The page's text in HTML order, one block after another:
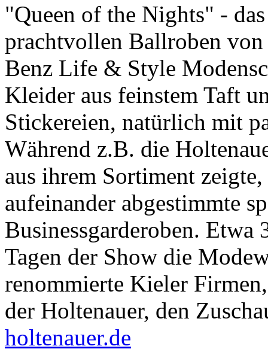
"Queen of the Nights" -
prachtvollen Ballroben
Benz Life & Style
Kleider aus feinstem Taft
Stickereien, natürlich mit
Während z.B. die
aus ihrem Sortiment
aufeinander abgestimmte
Businessgarderoben. Etwa
Tagen der Show die
renommierte Kieler
der Holtenauer, den
holtenauer.de